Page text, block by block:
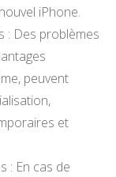
iPhone.
: Des problèmes
peuvent
et
: En cas de